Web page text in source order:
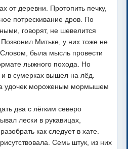
от деревни. Протопить печку,
потрескивание дров. По
говорят, не шевелится
Митьке, у них тоже не
была мысль провести
лыжного похода. Но
в сумерках вышел на лёд.
удочек мороженым мормышем
два с лёгким северо
лески в рукавицах,
как следует в хате.
Семь штук, из них